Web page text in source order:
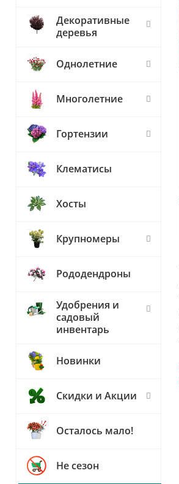
Декоративные
деревья
Однолетние
Многолетние
Гортензии
Клематисы
Хосты
Крупномеры
Рододендроны
Удобрения и
садовый
инвентарь
Новинки
Скидки и Акции
Осталось мало!
Не сезон